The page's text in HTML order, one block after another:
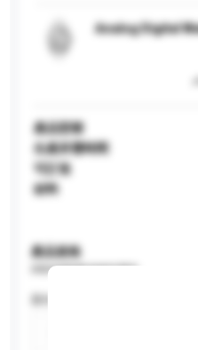
Analog Digital
產品型號
生產所需時間
可訂造
材料
產品規格
請提供您對產品的特定要求。